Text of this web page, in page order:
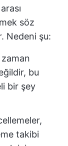
söz
Nedeni şu:
bu
bir şey
takibi